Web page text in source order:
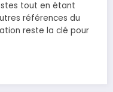
tout en étant
références du
reste la clé pour